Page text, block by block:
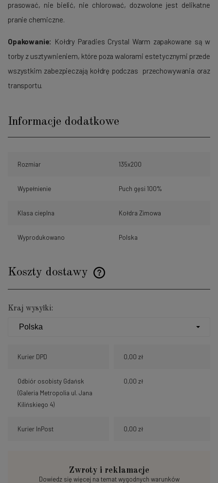
prasować, nie bielić, nie chlorować, dozwolone jest delikatne
pranie chemiczne.
Opakowanie: Kołdry Paradies Crystal Warm zapakowane są w
torby z usztywnieniem, które poza walorami estetycznymi przede
wszystkim zabezpieczają kołdrę podczas przechowywania oraz
transportu.
Informacje dodatkowe
Rozmiar 135x200
Wypełnienie Puch gęsi 100%
Klasa cieplna Kołdra Zimowa
Wyprodukowano Polska
Koszty dostawy
Cena nie zawiera ewentualnych kosztów płatności
Kraj wysyłki:
Kurier DPD 0,00 zł
Odbiór osobisty Gdańsk
(Galeria Metropolia ul. Jana
Kilińskiego 4)
0,00 zł
Kurier InPost 0,00 zł
Zwroty i reklamacje
Dowiedz się więcej na temat wygodnych warunków